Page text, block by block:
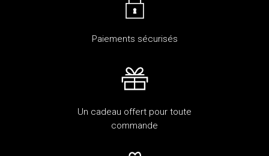
Paiements sécurisés
Un cadeau offert pour toute
commande